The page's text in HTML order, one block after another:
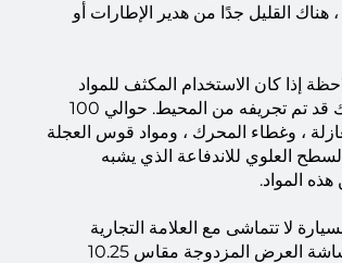
القليل جدًا من هدير الإطارات أو
إذا كان الاستخدام المكثف للمواد
المعاد تدويرها مثل البلاستيك قد تم تجريفه من المحيط. حوالي 100
، وغطاء المحرك ، ومواد قوس العجلة
العلوي للاندفاعة الذي يشبه
المواد.
لا تتماشى مع العلامة التجارية
الفاخرة لمرسيدس. تعمل شاشة العرض المزدوجة مقاس 10.25